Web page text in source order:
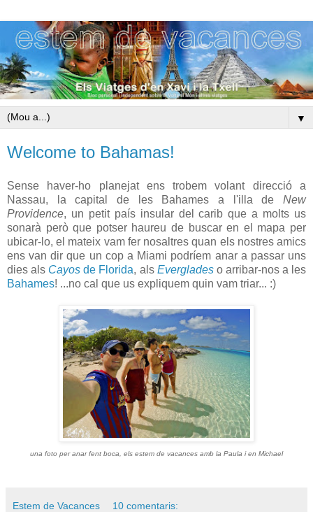
▼
Welcome to Bahamas!
Sense haver-ho planejat ens trobem volant direcció a
Nassau, la capital de les Bahames a l'illa de New
Providence, un petit país insular del carib que a molts us
sonarà però que potser haureu de buscar en el mapa per
ubicar-lo, el mateix vam fer nosaltres quan els nostres amics
ens van dir que un cop a Miami podríem anar a passar uns
dies als Cayos de Florida, als Evergladeso arribar-nos a les
Bahames! ...no cal que us expliquem quin vam triar... :)
una foto per anar fent boca, els estem de vacances amb la Paula i en Michael
Estem de Vacances 10 comentaris: